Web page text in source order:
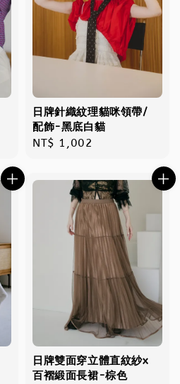
日牌針織紋理貓咪領帶/
配飾-黑底白貓
Regular
NT$ 1,002
日牌雙面穿立體直紋紗x
百褶緞面長裙-棕色